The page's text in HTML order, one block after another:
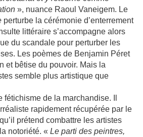
», nuance Raoul Vaneigem. Le
perturbe la cérémonie d’enterrement
littéraire s’accompagne alors
du scandale pour perturber les
Les poèmes de Benjamin Péret
et bêtise du pouvoir. Mais la
semble plus artistique que
fétichisme de la marchandise. Il
rapidement récupérée par le
prétend combattre les artistes
notoriété. « Le parti des peintres,